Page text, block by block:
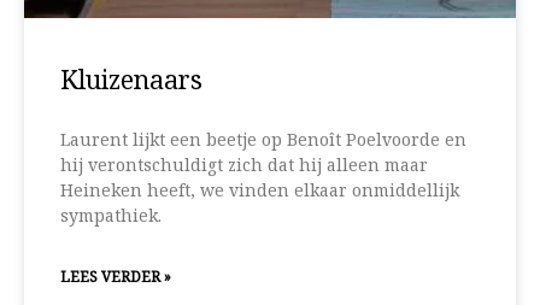
Kluizenaars
Laurent lijkt een beetje op Benoît Poelvoorde en
hij verontschuldigt zich dat hij alleen maar
Heineken heeft, we vinden elkaar onmiddellijk
sympathiek.
LEES VERDER »